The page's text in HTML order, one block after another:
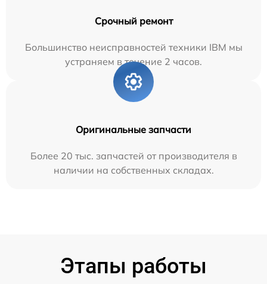
Срочный ремонт
Большинство неисправностей техники IBM мы
устраняем в течение 2 часов.
Оригинальные запчасти
Более 20 тыс. запчастей от производителя в
наличии на собственных складах.
Этапы работы